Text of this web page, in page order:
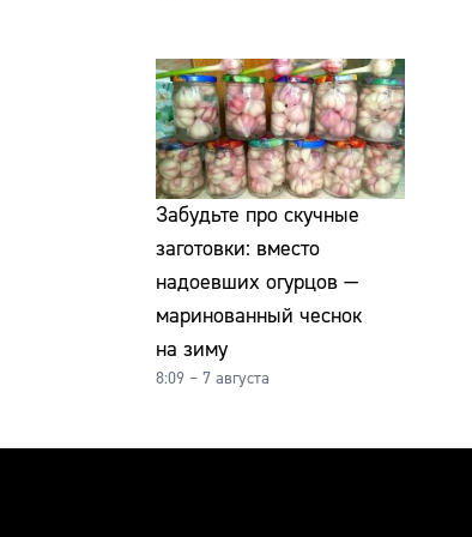
Забудьте про скучные
заготовки: вместо
надоевших огурцов —
маринованный чеснок
на зиму
8:09 – 7 августа